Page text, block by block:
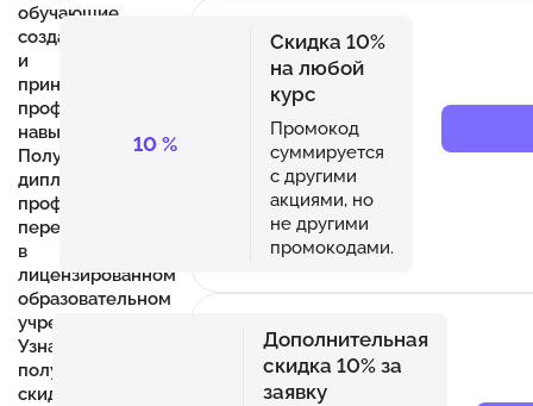
обучающие
созданию игр
и
приносящие
профессиональные
навыки.
Получите
диплом о
профессиональной
переподготовке
в
лицензированном
образовательном
учреждении.
Узнайте, как
получить
скидку в 35%,
10 %
Скидка 10%
на любой
курс
Промокод
суммируется
с другими
акциями, но
не другими
промокодами.
Дополнительная
скидка 10% за
заявку